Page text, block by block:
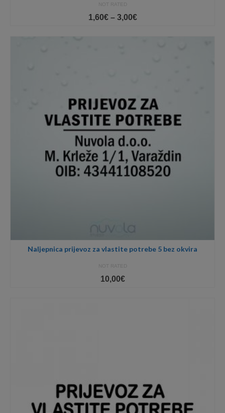
NOT RATED
1,60€ – 3,00€Price
Naljepnica prijevoz za vlastite potrebe 5 bez okvira
NOT RATED
10,00€